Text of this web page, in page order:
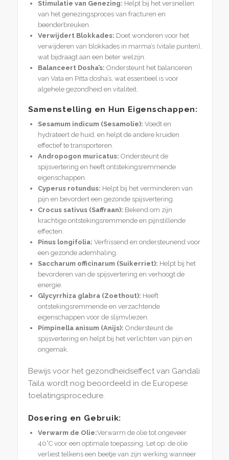
Stimulatie van Genezing: Helpt bij het versnellen
van het genezingsproces van fracturen en
beenderbreuken.
Verwijdert Blokkades: Doet wonderen voor het
verwijderen van blokkades in marma’s (vitale punten),
wat bijdraagt aan een beter welzijn.
Balanceert Dosha’s: Ondersteunt het balanceren
van Vata en Pitta dosha’s, wat essentieel is voor
algehele gezondheid en vitaliteit.
Samenstelling en Hun Eigenschappen:
Sesamum indicum (Sesamolie): Voedt en
hydrateert de huid, en helpt de andere kruiden
effectief te transporteren.
Andropogon muricatus: Ondersteunt de
spijsvertering en heeft ontstekingsremmende
eigenschappen.
Cyperus rotundus: Helpt bij het verminderen van
pijn en bevordert een gezonde spijsvertering.
Crocus sativus (Saffraan): Bekend om zijn
krachtige ontstekingsremmende en pijnstillende
effecten.
Pinus longifolia: Verfrissend en ondersteunend voor
een gezonde ademhaling.
Saccharum officinarum (Suikerriet): Helpt bij het
bevorderen van de spijsvertering en verhoogt de
energie.
Glycyrrhiza glabra (Zoethout): Heeft
ontstekingsremmende en verzachtende
eigenschappen voor de slijmvliezen.
Pimpinella anisum (Anijs): Ondersteunt de
spijsvertering en helpt bij het verlichten van pijn en
ongemak.
Bewijs voor het gezondheidseffect van Gandali
Taila wordt nog beoordeeld in de Europese
toelatingsprocedure.
Dosering en Gebruik:
Verwarm de Olie:Verwarm de olie tot ongeveer
40°C voor een optimale toepassing. Let op: de olie
verliest telkens een beetje van zijn werking wanneer